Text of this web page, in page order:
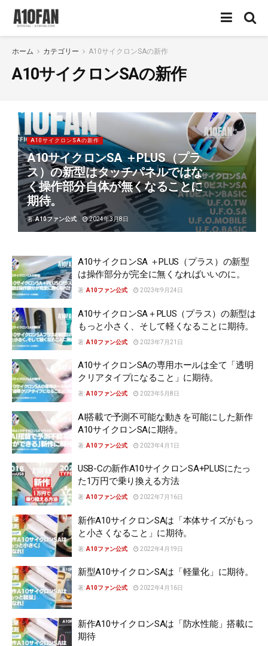
ホーム カテゴリー A10サイクロンSAの新作
A10サイクロンSAの新作
A10サイクロンSAの新作
A10サイクロンSA ＋PLUS（プラ
ス）の新型はタッチパネルではな
く操作部分自体が無くなることに
期待。
著:A10ファン公式 2024年3月8日
A10サイクロンSA ＋PLUS（プラス）の新型
は操作部分が完全に無くなればいいのに。
著:A10ファン公式 2023年9月24日
A10サイクロンSA＋PLUS（プラス）の新型は
もっと小さく、そして軽くなることに期待。
著:A10ファン公式 2023年7月21日
A10サイクロンSAの専用ホールは全て「透明
クリアタイプになること」に期待。
著:A10ファン公式 2023年5月8日
AI搭載で予測不可能な動きを可能にした新作
A10サイクロンSAに期待。
著:A10ファン公式 2023年4月1日
USB-Cの新作A10サイクロンSA+PLUSにたっ
た1万円で乗り換える方法
著:A10ファン公式 2022年7月16日
新作A10サイクロンSAは「本体サイズがもっ
と小さくなること」に期待。
著:A10ファン公式 2022年4月19日
新型A10サイクロンSAは「軽量化」に期待。
著:A10ファン公式 2022年4月16日
新作A10サイクロンSAは「防水性能」搭載に
期待